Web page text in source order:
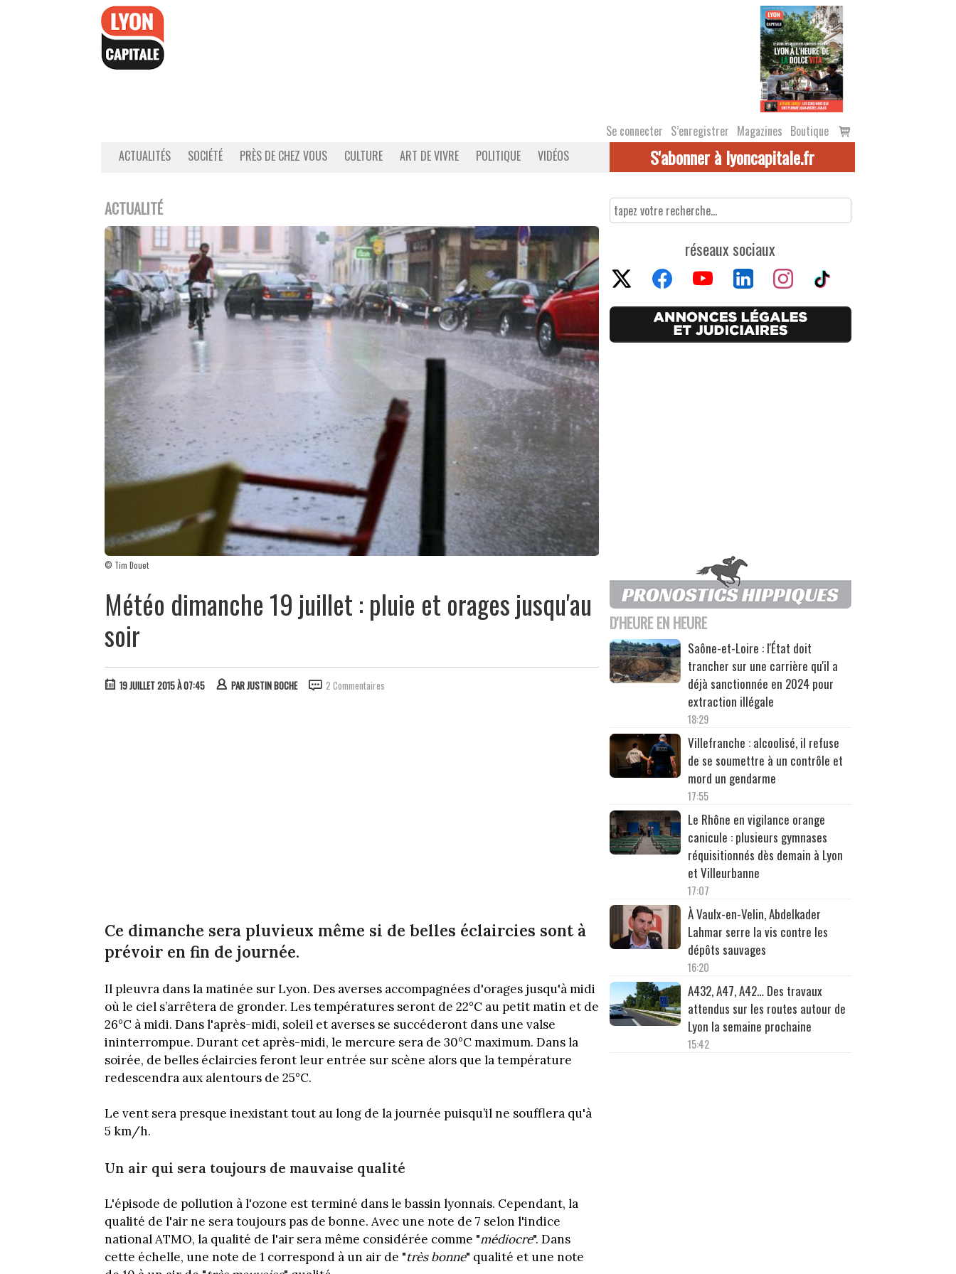
Se connecter S’enregistrer Magazines Boutique
Voir
le
ACTUALITÉS SOCIÉTÉ PRÈS DE CHEZ VOUS CULTURE ART DE VIVRE POLITIQUE VIDÉOS S'abonner à lyoncapitale.fr
ACTUALITÉ
© Tim Douet
Météo dimanche 19 juillet : pluie et orages jusqu'au
soir
19 JUILLET 2015 À 07:45 PARJUSTIN BOCHE 2 Commentaires
Ce dimanche sera pluvieux même si de belles éclaircies sont à
prévoir en fin de journée.
Il pleuvra dans la matinée sur Lyon. Des averses accompagnées d'orages jusqu'à midi
où le ciel s’arrêtera de gronder. Les températures seront de 22°C au petit matin et de
26°C à midi. Dans l'après-midi, soleil et averses se succéderont dans une valse
ininterrompue. Durant cet après-midi, le mercure sera de 30°C maximum. Dans la
soirée, de belles éclaircies feront leur entrée sur scène alors que la température
redescendra aux alentours de 25°C.
Le vent sera presque inexistant tout au long de la journée puisqu’il ne soufflera qu'à
5 km/h.
Un air qui sera toujours de mauvaise qualité
L'épisode de pollution à l'ozone est terminé dans le bassin lyonnais. Cependant, la
qualité de l'air ne sera toujours pas de bonne. Avec une note de 7 selon l'indice
national ATMO, la qualité de l'air sera même considérée comme "médiocre". Dans
cette échelle, une note de 1 correspond à un air de "très bonne" qualité et une note
réseaux sociaux
D'HEURE EN HEURE
Saône-et-Loire : l'État doit
trancher sur une carrière qu'il a
déjà sanctionnée en 2024 pour
extraction illégale
18:29
Villefranche : alcoolisé, il refuse
de se soumettre à un contrôle et
mord un gendarme
17:55
Le Rhône en vigilance orange
canicule : plusieurs gymnases
réquisitionnés dès demain à Lyon
et Villeurbanne
17:07
À Vaulx-en-Velin, Abdelkader
Lahmar serre la vis contre les
dépôts sauvages
16:20
A432, A47, A42… Des travaux
attendus sur les routes autour de
Lyon la semaine prochaine
15:42